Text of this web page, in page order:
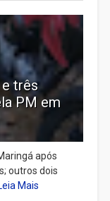
três
PM em
após
outros dois
Mais